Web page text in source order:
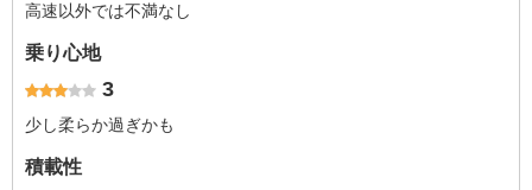
高速以外では不満なし
乗り心地
3
少し柔らか過ぎかも
積載性